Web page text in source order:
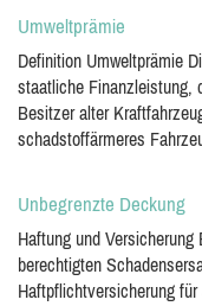
Umweltprämie
Definition Umweltprämie
staatliche Finanzleistung,
Besitzer alter
schadstoffärmeres
Unbegrenzte Deckung
Haftung und
berechtigten
Haftpflichtversicherung